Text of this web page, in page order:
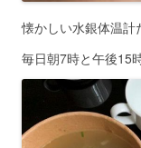
懐かしい水銀体温計
毎日朝7時と午後15